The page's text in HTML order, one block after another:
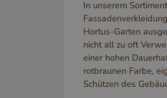
In unserem
Hortus-Garten
nicht all zu oft
einer hohen
rotbraunen Farbe,
Schützen des